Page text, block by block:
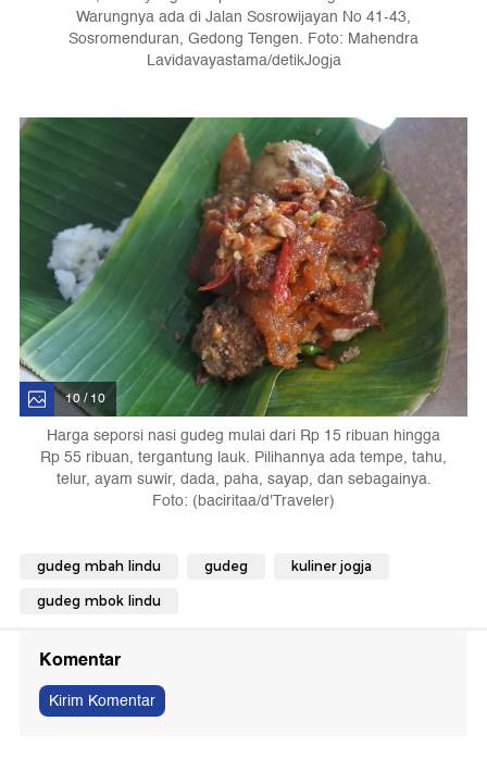
Warungnya ada di Jalan Sosrowijayan No 41-43,
Sosromenduran, Gedong Tengen. Foto: Mahendra
Lavidavayastama/detikJogja
10 / 10
Harga seporsi nasi gudeg mulai dari Rp 15 ribuan hingga
Rp 55 ribuan, tergantung lauk. Pilihannya ada tempe, tahu,
telur, ayam suwir, dada, paha, sayap, dan sebagainya.
Foto: (baciritaa/d'Traveler)
gudeg mbah lindu gudeg kuliner jogja
gudeg mbok lindu
Komentar
Kirim Komentar